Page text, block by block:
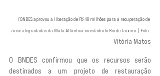
(BNDES aprovou a liberação de R$ 40 milhões para a recuperação de
áreas degradadas da Mata Atlântica no estado do Rio de Janeiro | Foto:
Vitória Matos
O BNDES confirmou que os recursos serão
destinados a um projeto de restauração